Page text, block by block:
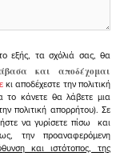
εξής, τα σχόλιά σας, θα
και αποδέχομαι
κι αποδέχεστε την πολιτική
το κάνετε θα λάβετε μια
πολιτική απορρήτου). Σε
να γυρίσετε πίσω και
την προαναφερόμενη
και ιστότοπος, της